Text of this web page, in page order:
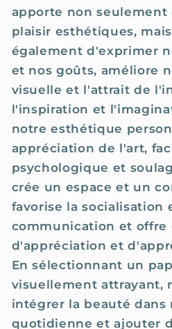
apporte non
plaisir esthétiques,
également d'exprimer
et nos goûts, améliore
visuelle et l'attrait de
l'inspiration et
notre esthétique
appréciation de l'art,
psychologique et
crée un espace et un
favorise la socialisation
communication et offre
d'appréciation et
En sélectionnant un
visuellement attrayant,
intégrer la beauté dans
quotidienne et ajouter